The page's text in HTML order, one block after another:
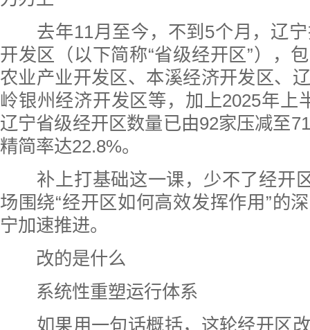
去年11月至今，不到5个月，辽宁
开发区（以下简称“省级经开区”），
农业产业开发区、本溪经济开发区、
岭银州经济开发区等，加上2025年上
辽宁省级经开区数量已由92家压减至
精简率达22.8%。
补上打基础这一课，少不了经开区
场围绕“经开区如何高效发挥作用”的
宁加速推进。
改的是什么
系统性重塑运行体系
如果用一句话概括，这轮经开区改